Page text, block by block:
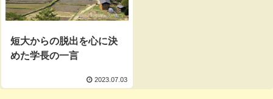
短大からの脱出を心に決
めた学長の一言
2023.07.03